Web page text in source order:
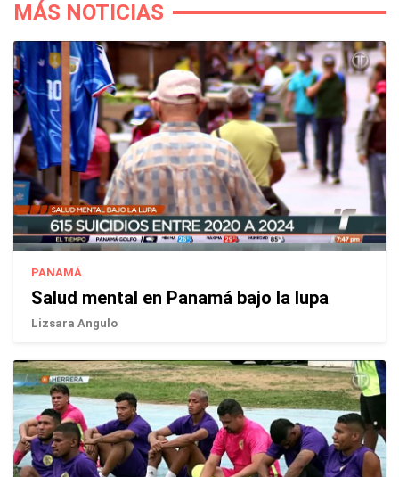
MÁS NOTICIAS
PANAMÁ
Salud mental en Panamá bajo la lupa
Lizsara Angulo